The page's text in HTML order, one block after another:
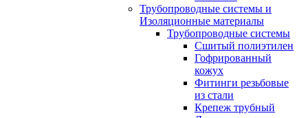
Трубопроводные системы и
Изоляционные материалы
Трубопроводные системы
Сшитый полиэтилен
Гофрированный
кожух
Фитинги резьбовые
из стали
Крепеж трубный